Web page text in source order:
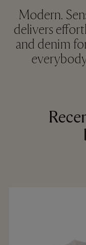
Modern.
delivers
and denim